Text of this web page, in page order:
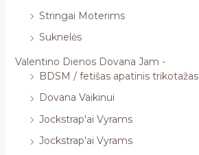
Stringai Moterims
Suknelės
Valentino Dienos Dovana Jam -
BDSM / fetišas apatinis trikotažas
Dovana Vaikinui
Jockstrap'ai Vyrams
Jockstrap'ai Vyrams